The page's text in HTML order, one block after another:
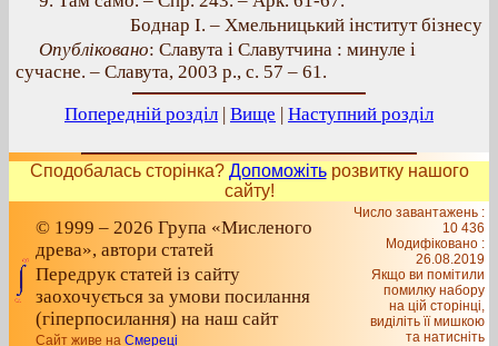
Боднар І. – Хмельницький інститут бізнесу
Опубліковано: Славута і Славутчина : минуле і
сучасне. – Славута, 2003 р., с. 57 – 61.
Попередній розділ | Вище | Наступний розділ
Сподобалась сторінка? Допоможітьрозвитку нашого
сайту!
© 1999 – 2026 Група «Мисленого
древа», автори статей
Передрук статей із сайту
заохочується за умови посилання
(гіперпосилання) на наш сайт
Сайт живе на Смереці
Число завантажень :
10 436
Модифіковано :
26.08.2019
Якщо ви помітили
помилку набору
на цiй сторiнцi,
видiлiть її мишкою
та натисніть